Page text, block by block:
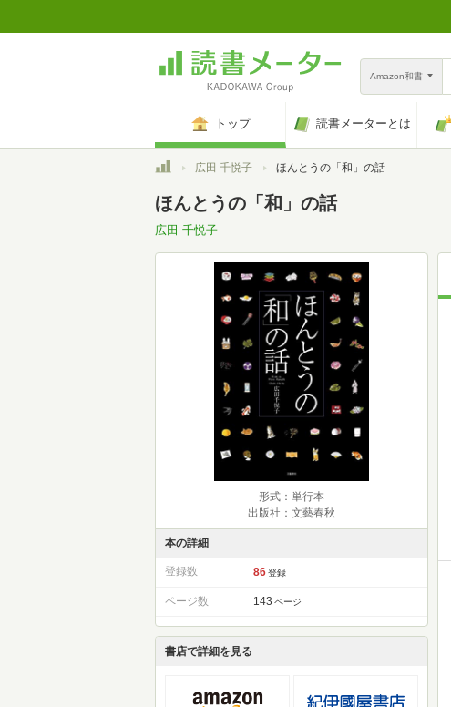
Amazon和書
トップ 読書メーターとは
トップ広田 千悦子 ほんとうの「和」の話
ほんとうの「和」の話
広田 千悦子
形式：単行本
出版社：文藝春秋
本の詳細
登録数 86 登録
ページ数 143 ページ
書店で詳細を見る